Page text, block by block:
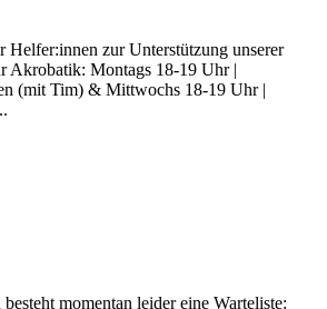
Helfer:innen zur Unterstützung unserer
Akrobatik: Montags 18-19 Uhr |
(mit Tim) & Mittwochs 18-19 Uhr |
momentan leider eine Warteliste: